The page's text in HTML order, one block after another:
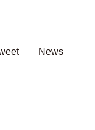
News